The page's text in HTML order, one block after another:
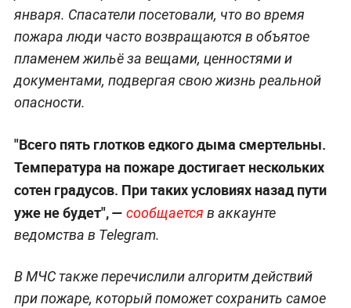
января. Спасатели посетовали, что во время
пожара люди часто возвращаются в объятое
пламенем жильё за вещами, ценностями и
документами, подвергая свою жизнь реальной
опасности.
"Всего пять глотков едкого дыма смертельны.
Температура на пожаре достигает нескольких
сотен градусов. При таких условиях назад пути
уже не будет", — сообщается в аккаунте
ведомства в Telegram.
В МЧС также перечислили алгоритм действий
при пожаре, который поможет сохранить самое